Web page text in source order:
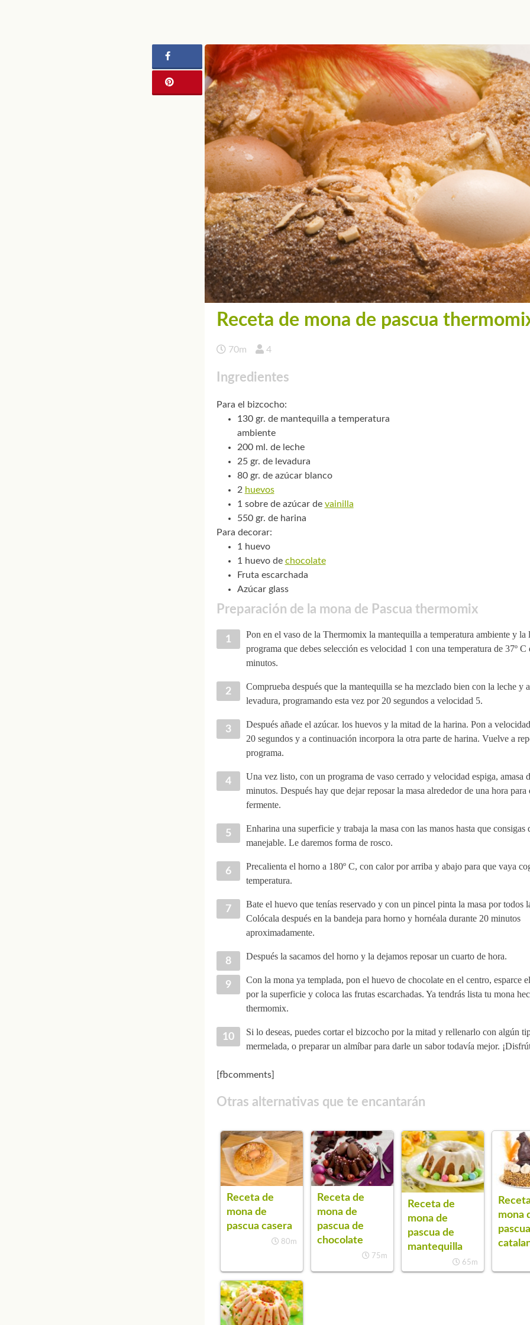
Receta de mona de pascua
70m 4
Ingredientes
Para el bizcocho:
130 gr. de mantequilla a temperatura
ambiente
200 ml. de leche
25 gr. de levadura
80 gr. de azúcar blanco
2 huevos
1 sobre de azúcar de vainilla
550 gr. de harina
Para decorar:
1 huevo
1 huevo de chocolate
Fruta escarchada
Azúcar glass
Preparación de la mona de Pascua thermomix
Pon en el vaso de la Thermomix la mantequilla a temperatura ambiente y la
programa que debes selección es velocidad 1 con una temperatura de 37º C
minutos.
Comprueba después que la mantequilla se ha mezclado bien con la leche y
levadura, programando esta vez por 20 segundos a velocidad 5.
Después añade el azúcar. los huevos y la mitad de la harina. Pon a
20 segundos y a continuación incorpora la otra parte de harina. Vuelve a
programa.
Una vez listo, con un programa de vaso cerrado y velocidad espiga, amasa
minutos. Después hay que dejar reposar la masa alrededor de una hora para
fermente.
Enharina una superficie y trabaja la masa con las manos hasta que consigas
manejable. Le daremos forma de rosco.
Precalienta el horno a 180º C, con calor por arriba y abajo para que vaya
temperatura.
Bate el huevo que tenías reservado y con un pincel pinta la masa por todos
Colócala después en la bandeja para horno y hornéala durante 20 minutos
aproximadamente.
Después la sacamos del horno y la dejamos reposar un cuarto de hora.
Con la mona ya templada, pon el huevo de chocolate en el centro, esparce
por la superficie y coloca las frutas escarchadas. Ya tendrás lista tu mona
thermomix.
Si lo deseas, puedes cortar el bizcocho por la mitad y rellenarlo con algún
mermelada, o preparar un almíbar para darle un sabor todavía mejor.
[fbcomments]
Otras alternativas que te encantarán
Receta de
mona de
pascua casera
80m
Receta de
mona de
pascua de
chocolate
75m
Receta de
mona de
pascua de
mantequilla
65m
mona